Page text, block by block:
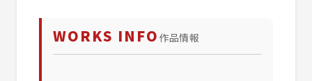
WORKS INFO 作品情報